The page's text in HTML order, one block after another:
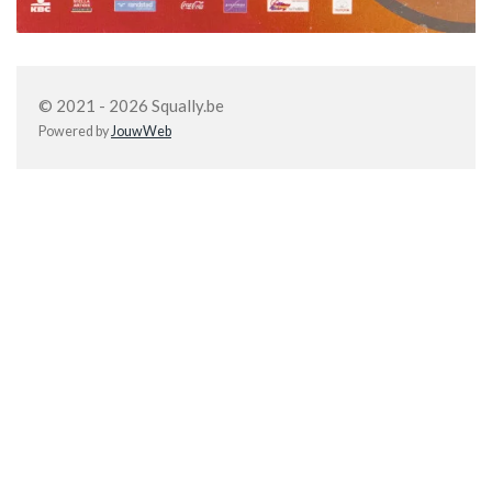
© 2021 - 2026 Squally.be
Powered byJouwWeb